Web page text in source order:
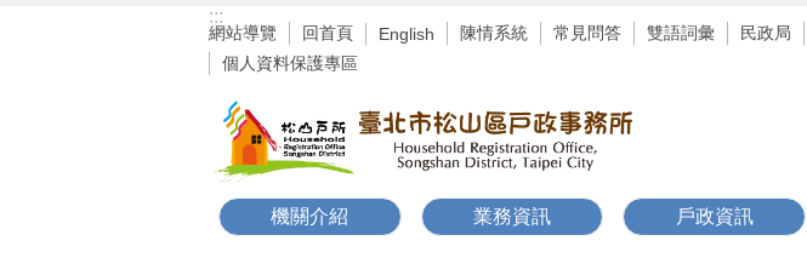
:::
網站導覽 回首頁 English 陳情系統 常見問答 雙語詞彙 民政局
個人資料保護專區
機關介紹 業務資訊 戶政資訊